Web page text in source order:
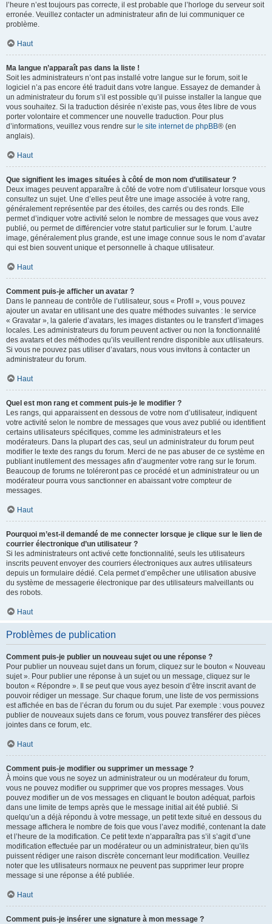
l’heure n’est toujours pas correcte, il est probable que l’horloge du serveur soit
erronée. Veuillez contacter un administrateur afin de lui communiquer ce
problème.
Haut
Ma langue n’apparaît pas dans la liste !
Soit les administrateurs n’ont pas installé votre langue sur le forum, soit le
logiciel n’a pas encore été traduit dans votre langue. Essayez de demander à
un administrateur du forum s’il est possible qu’il puisse installer la langue que
vous souhaitez. Si la traduction désirée n’existe pas, vous êtes libre de vous
porter volontaire et commencer une nouvelle traduction. Pour plus
d’informations, veuillez vous rendre sur le site internet de phpBB® (en
anglais).
Haut
Que signifient les images situées à côté de mon nom d’utilisateur ?
Deux images peuvent apparaître à côté de votre nom d’utilisateur lorsque vous
consultez un sujet. Une d’elles peut être une image associée à votre rang,
généralement représentée par des étoiles, des carrés ou des ronds. Elle
permet d’indiquer votre activité selon le nombre de messages que vous avez
publié, ou permet de différencier votre statut particulier sur le forum. L’autre
image, généralement plus grande, est une image connue sous le nom d’avatar
qui est bien souvent unique et personnelle à chaque utilisateur.
Haut
Comment puis-je afficher un avatar ?
Dans le panneau de contrôle de l’utilisateur, sous « Profil », vous pouvez
ajouter un avatar en utilisant une des quatre méthodes suivantes : le service
« Gravatar », la galerie d’avatars, les images distantes ou le transfert d’images
locales. Les administrateurs du forum peuvent activer ou non la fonctionnalité
des avatars et des méthodes qu’ils veuillent rendre disponible aux utilisateurs.
Si vous ne pouvez pas utiliser d’avatars, nous vous invitons à contacter un
administrateur du forum.
Haut
Quel est mon rang et comment puis-je le modifier ?
Les rangs, qui apparaissent en dessous de votre nom d’utilisateur, indiquent
votre activité selon le nombre de messages que vous avez publié ou identifient
certains utilisateurs spécifiques, comme les administrateurs et les
modérateurs. Dans la plupart des cas, seul un administrateur du forum peut
modifier le texte des rangs du forum. Merci de ne pas abuser de ce système en
publiant inutilement des messages afin d’augmenter votre rang sur le forum.
Beaucoup de forums ne toléreront pas ce procédé et un administrateur ou un
modérateur pourra vous sanctionner en abaissant votre compteur de
messages.
Haut
Pourquoi m’est-il demandé de me connecter lorsque je clique sur le lien de
courrier électronique d’un utilisateur ?
Si les administrateurs ont activé cette fonctionnalité, seuls les utilisateurs
inscrits peuvent envoyer des courriers électroniques aux autres utilisateurs
depuis un formulaire dédié. Cela permet d’empêcher une utilisation abusive
du système de messagerie électronique par des utilisateurs malveillants ou
des robots.
Haut
Problèmes de publication
Comment puis-je publier un nouveau sujet ou une réponse ?
Pour publier un nouveau sujet dans un forum, cliquez sur le bouton « Nouveau
sujet ». Pour publier une réponse à un sujet ou un message, cliquez sur le
bouton « Répondre ». Il se peut que vous ayez besoin d’être inscrit avant de
pouvoir rédiger un message. Sur chaque forum, une liste de vos permissions
est affichée en bas de l’écran du forum ou du sujet. Par exemple : vous pouvez
publier de nouveaux sujets dans ce forum, vous pouvez transférer des pièces
jointes dans ce forum, etc.
Haut
Comment puis-je modifier ou supprimer un message ?
À moins que vous ne soyez un administrateur ou un modérateur du forum,
vous ne pouvez modifier ou supprimer que vos propres messages. Vous
pouvez modifier un de vos messages en cliquant le bouton adéquat, parfois
dans une limite de temps après que le message initial ait été publié. Si
quelqu’un a déjà répondu à votre message, un petit texte situé en dessous du
message affichera le nombre de fois que vous l’avez modifié, contenant la date
et l’heure de la modification. Ce petit texte n’apparaîtra pas s’il s’agit d’une
modification effectuée par un modérateur ou un administrateur, bien qu’ils
puissent rédiger une raison discrète concernant leur modification. Veuillez
noter que les utilisateurs normaux ne peuvent pas supprimer leur propre
message si une réponse a été publiée.
Haut
Comment puis-je insérer une signature à mon message ?